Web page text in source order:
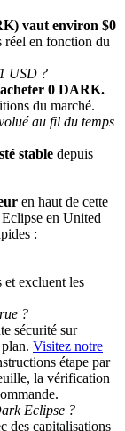
en espèces
vaut environ $0
réel en fonction du
USD ?
0 DARK.
du marché.
au fil du temps
stable depuis
en haut de cette
en United
:
et excluent les
?
sécurité sur
Visitez notre
étape par
la vérification
Eclipse ?
des capitalisations